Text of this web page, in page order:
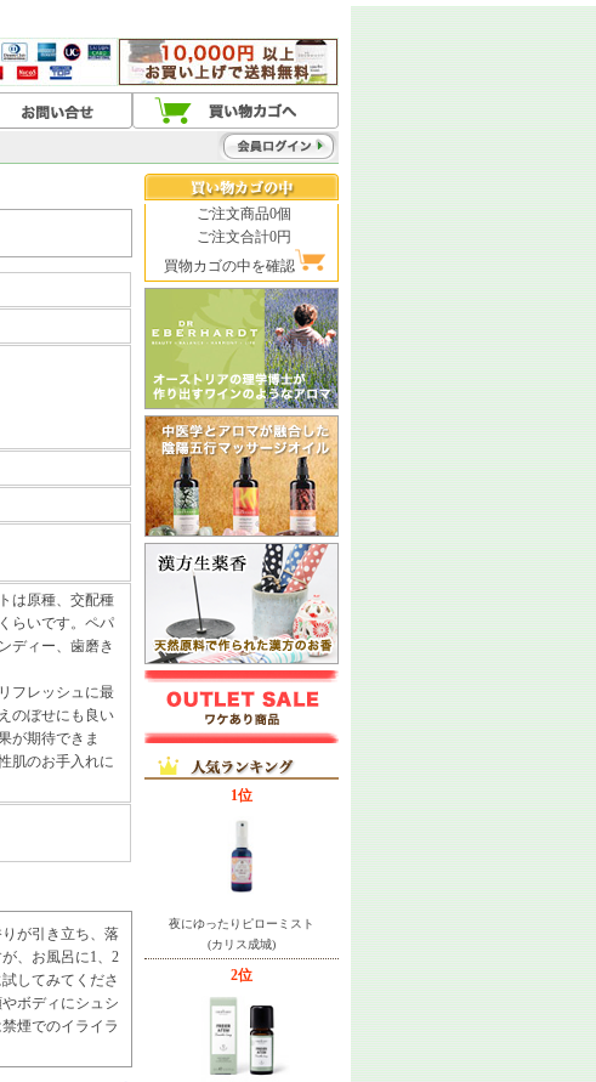
は原種、交配種
らいです。ペパ
ディー、歯磨き
フレッシュに最
のぼせにも良い
が期待できま
肌のお手入れに
が引き立ち、落
、お風呂に1、2
してみてくださ
ボディにシュシ
煙でのイライラ
ご注文商品0個
ご注文合計0円
買物カゴの中を確認
1位
夜にゆったりピローミスト
(カリス成城)
2位